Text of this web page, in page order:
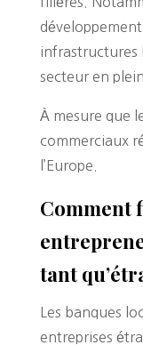
infrastructures
secteur en
À mesure que
commerciaux
l’Europe.
Comment
tant
Les banques
entreprises